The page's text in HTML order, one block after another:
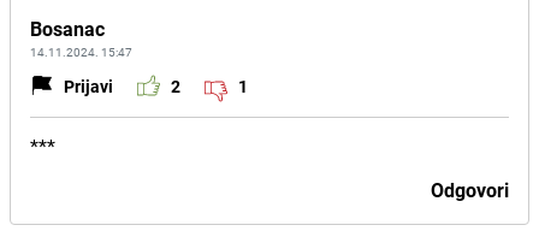
Bosanac
14.11.2024. 15:47
Prijavi 2 1
***
Odgovori